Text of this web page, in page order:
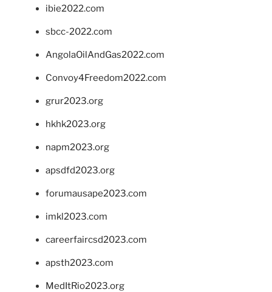
ibie2022.com
sbcc-2022.com
AngolaOilAndGas2022.com
Convoy4Freedom2022.com
grur2023.org
hkhk2023.org
napm2023.org
apsdfd2023.org
forumausape2023.com
imkl2023.com
careerfaircsd2023.com
apsth2023.com
MedItRio2023.org